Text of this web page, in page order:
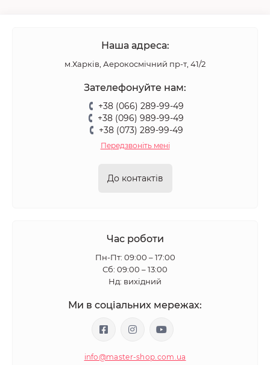
Наша адреса:
м.Харків, Аерокосмічний пр-т, 41/2
Зателефонуйте нам:
+38 (066) 289-99-49
+38 (096) 989-99-49
+38 (073) 289-99-49
Передзвоніть мені
До контактів
Час роботи
Пн-Пт: 09:00 – 17:00
Сб: 09:00 – 13:00
Нд: вихідний
Ми в соціальних мережах:
info@master-shop.com.ua